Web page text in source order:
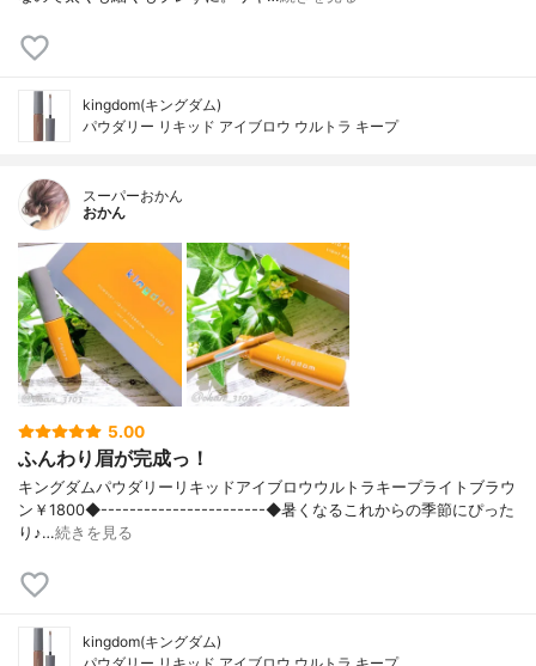
kingdom(キングダム)
パウダリー リキッド アイブロウ ウルトラ キープ
スーパーおかん
おかん
5.00
ふんわり眉が完成っ！
キングダムパウダリーリキッドアイブロウウルトラキープライトブラウ
ン￥1800◆-----------------------◆暑くなるこれからの季節にぴった
り♪…続きを見る
kingdom(キングダム)